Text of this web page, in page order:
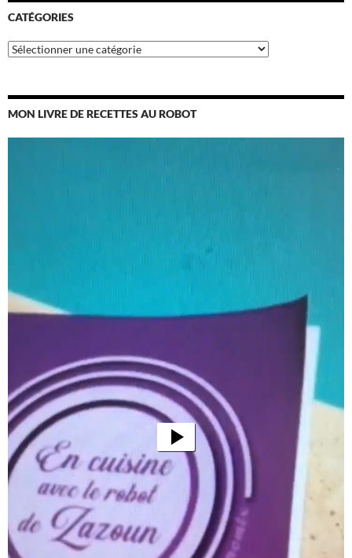
CATÉGORIES
Catégories
MON LIVRE DE RECETTES AU ROBOT